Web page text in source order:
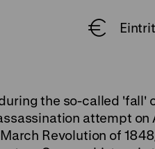
the so-called 'fall'
attempt on
Revolution of